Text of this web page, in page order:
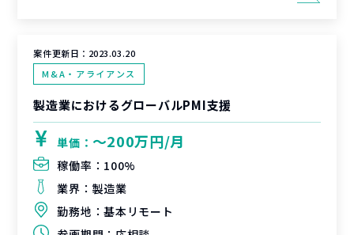
案件更新日： 2023.03.20
M&A・アライアンス
製造業におけるグローバルPMI支援
単価： 〜200万円/月
稼働率： 100%
業界： 製造業
勤務地：基本リモート